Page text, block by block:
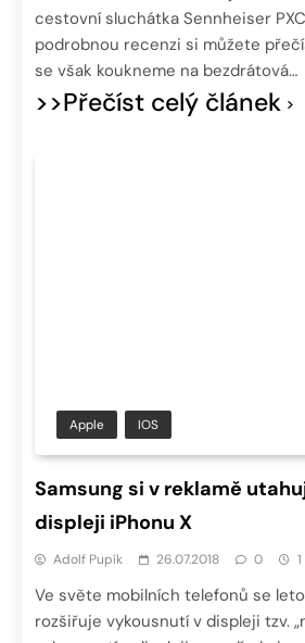
cestovní sluchátka Sennheiser
podrobnou recenzi si můžete
se však koukneme na bezdrátová…
>>Přečíst celý článek
Apple IOS
Samsung si v reklamě
displeji iPhonu X
Adolf Pupík 26.07.2018 0
Ve světe mobilních telefonů se
rozšiřuje vykousnutí v displeji tzv.